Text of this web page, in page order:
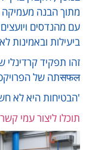
מתוך הבנה
עם מהנדסים
ביעילות ובאמינות
זהו תפקיד
सफलתה של הפרויקט כולו.
'הבטיחות היא לא
תוכלו ליצור עמי קשר דרך